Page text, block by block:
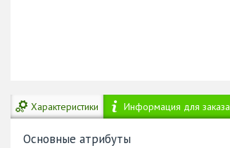
Характеристики Информация для заказа
Основные атрибуты